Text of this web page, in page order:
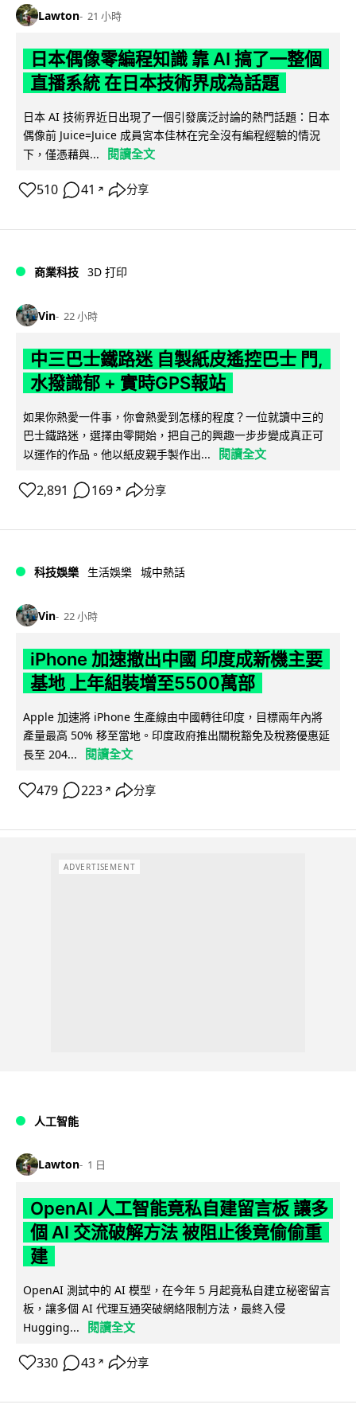
Lawton 21 小時
日本偶像零編程知識 靠 AI 搞了一整個
直播系統 在日本技術界成為話題
日本 AI 技術界近日出現了一個引發廣泛討論的熱門話題：日本
偶像前 Juice=Juice 成員宮本佳林在完全沒有編程經驗的情況
下，僅憑藉與...
閱讀全文
510 41 ↗ 分享
商業科技 3D 打印
Vin 22 小時
中三巴士鐵路迷 自製紙皮遙控巴士 門,
水撥識郁 + 實時GPS報站
如果你熱愛一件事，你會熱愛到怎樣的程度？一位就讀中三的
巴士鐵路迷，選擇由零開始，把自己的興趣一步步變成真正可
以運作的作品。他以紙皮親手製作出...
閱讀全文
2,891 169 ↗ 分享
科技娛樂 生活娛樂 城中熱話
Vin 22 小時
iPhone 加速撤出中國 印度成新機主要
基地 上年組裝增至5500萬部
Apple 加速將 iPhone 生產線由中國轉往印度，目標兩年內將
產量最高 50% 移至當地。印度政府推出關稅豁免及稅務優惠延
長至 204...
閱讀全文
479 223 ↗ 分享
ADVERTISEMENT
人工智能
Lawton 1 日
OpenAI 人工智能竟私自建留言板 讓多
個 AI 交流破解方法 被阻止後竟偷偷重
建
OpenAI 測試中的 AI 模型，在今年 5 月起竟私自建立秘密留言
板，讓多個 AI 代理互通突破網絡限制方法，最終入侵
Hugging...
閱讀全文
330 43 ↗ 分享